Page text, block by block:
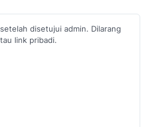
disetujui admin. Dilarang
link pribadi.